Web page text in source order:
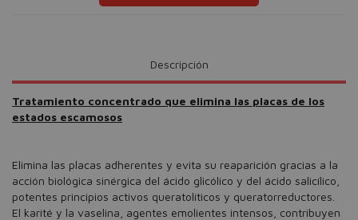
Descripción
Tratamiento concentrado que elimina las placas de los
estados escamosos
Elimina las placas adherentes y evita su reaparición gracias a la
acción biológica sinérgica del ácido glicólico y del ácido salicílico,
potentes principios activos queratolíticos y queratorreductores.
El karité y la vaselina, agentes emolientes intensos, contribuyen